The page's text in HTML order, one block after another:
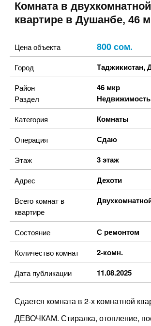
Комната в двухкомнатной
квартире в Душанбе, 46
Цена объекта 800 сом.
Город Таджикистан,
Район 46 мкр
Раздел Недвижимость
Категория Комнаты
Операция Сдаю
Этаж 3 этаж
Адрес Дехоти
Всего комнат в
квартире
Состояние С ремонтом
Количество комнат 2-комн.
Дата публикации 11.08.2025
Сдается комната в 2-х комнатной
ДЕВОЧКАМ. Стиралка, отопление,